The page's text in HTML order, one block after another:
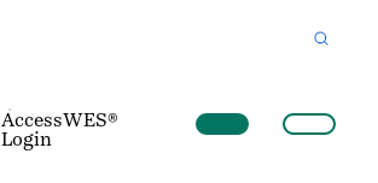
AccessWES®
Login